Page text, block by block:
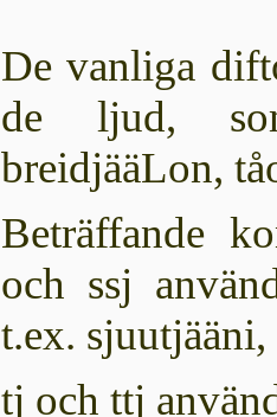
De vanliga
de ljud,
breidjääLon,
Beträffande
och ssj
t.ex.
tj och ttj